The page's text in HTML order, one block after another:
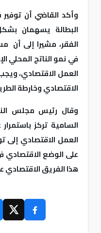
وأكد القاضي أن
البطالة يسهمان
الفقر، مشيرا إلى أن
في نمو الناتج المحلي
العمل الاقتصادي،
الاقتصادي وخارطة
وقال رئيس مجلس
السامية تركز
العمل الاقتصادي إلى
على الوضع الاقتصادي
هذا الفريق الاقتصادي